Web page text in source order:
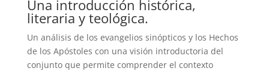
Una introducción histórica,
literaria y teológica.
Un análisis de los evangelios sinópticos y los Hechos
de los Apóstoles con una visión introductoria del
conjunto que permite comprender el contexto